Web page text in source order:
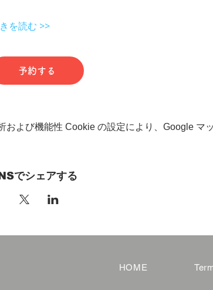
を読む >>
予約する
および機能性 Cookie の設定により、Google マ
でシェアする
HOME